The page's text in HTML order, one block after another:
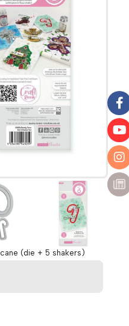
(die + 5 shakers)